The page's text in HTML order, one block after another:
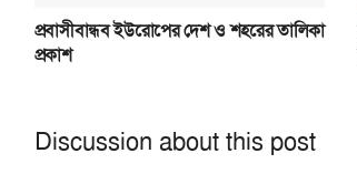
প্রবাসীবান্ধব ইউরোপের দেশ ও শহরের তালিকা
প্রকাশ
Discussion about this post